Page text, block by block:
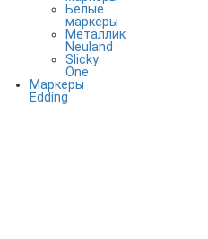
Белые
маркеры
Металлик
Neuland
Slicky
One
Маркеры
Edding